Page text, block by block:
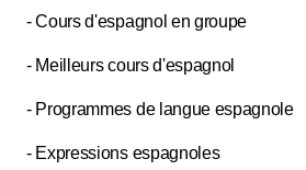
- Cours d'espagnol en groupe
- Meilleurs cours d'espagnol
- Programmes de langue espagnole
- Expressions espagnoles